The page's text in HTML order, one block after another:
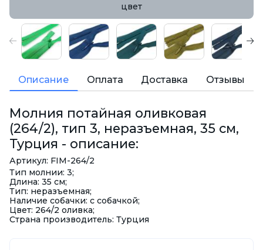
цвет
Описание Оплата Доставка Отзывы
Молния потайная оливковая
(264/2), тип 3, неразъемная, 35 см,
Турция - описание:
Артикул: FIM-264/2
Тип молнии: 3;
Длина: 35 см;
Тип: неразъемная;
Наличие собачки: с собачкой;
Цвет: 264/2 оливка;
Страна производитель: Турция